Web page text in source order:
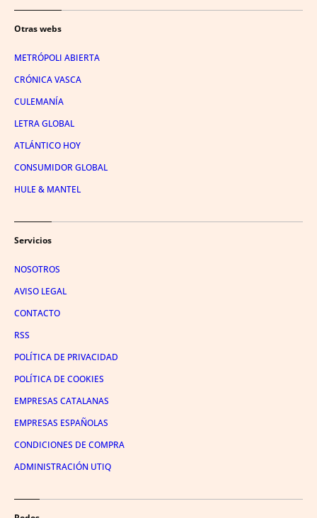
Otras webs
METRÓPOLI ABIERTA
CRÓNICA VASCA
CULEMANÍA
LETRA GLOBAL
ATLÁNTICO HOY
CONSUMIDOR GLOBAL
HULE & MANTEL
Servicios
NOSOTROS
AVISO LEGAL
CONTACTO
RSS
POLÍTICA DE PRIVACIDAD
POLÍTICA DE COOKIES
EMPRESAS CATALANAS
EMPRESAS ESPAÑOLAS
CONDICIONES DE COMPRA
ADMINISTRACIÓN UTIQ